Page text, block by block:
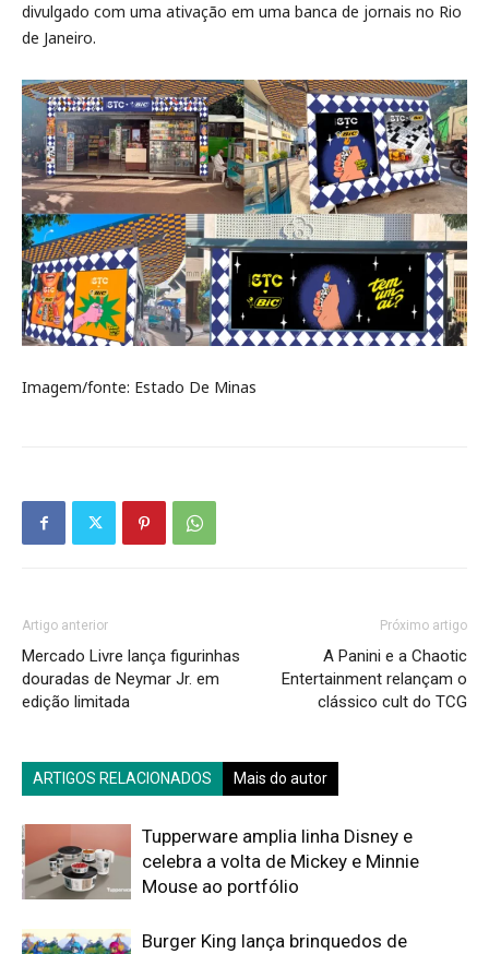
divulgado com uma ativação em uma banca de jornais no Rio
de Janeiro.
Imagem/fonte: Estado De Minas
Artigo anterior
Mercado Livre lança figurinhas
douradas de Neymar Jr. em
edição limitada
Próximo artigo
A Panini e a Chaotic
Entertainment relançam o
clássico cult do TCG
ARTIGOS RELACIONADOS Mais do autor
Tupperware amplia linha Disney e
celebra a volta de Mickey e Minnie
Mouse ao portfólio
Burger King lança brinquedos de